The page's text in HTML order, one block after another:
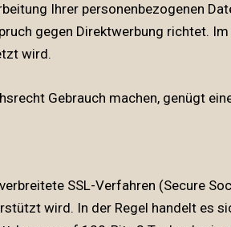
Ihrer personenbezogenen
gegen Direktwerbung richtet.
wird.
Gebrauch machen, genügt
SSL-Verfahren (Secure
wird. In der Regel handelt es